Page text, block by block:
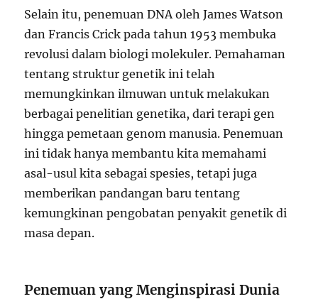
Selain itu, penemuan DNA oleh James Watson
dan Francis Crick pada tahun 1953 membuka
revolusi dalam biologi molekuler. Pemahaman
tentang struktur genetik ini telah
memungkinkan ilmuwan untuk melakukan
berbagai penelitian genetika, dari terapi gen
hingga pemetaan genom manusia. Penemuan
ini tidak hanya membantu kita memahami
asal-usul kita sebagai spesies, tetapi juga
memberikan pandangan baru tentang
kemungkinan pengobatan penyakit genetik di
masa depan.
Penemuan yang Menginspirasi Dunia